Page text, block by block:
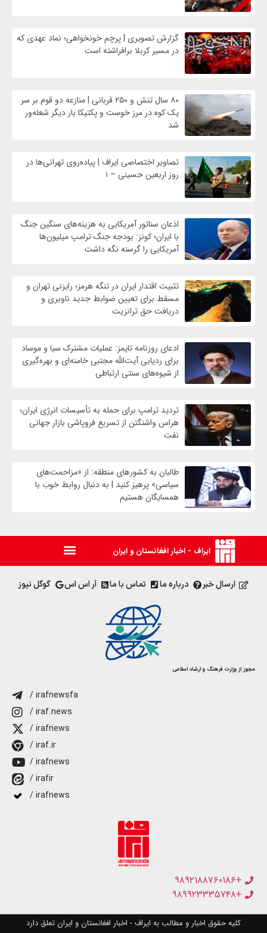
گزارش تصویری | پرچم خونخواهی؛ نماد عهدی که
در مسیر کربلا برافراشته است
۸۰ سال تنش و ۲۵۰ قربانی | منازعه دو قوم بر سر
یک کوه در مرز خوست و پکتیکا بار دیگر شعله‌ور
شد
تصاویر اختصاصی ایراف | پیاده‌روی تهرانی‌ها در
روز اربعین حسینی – ۱
اذعان سناتور آمریکایی به هزینه‌های سنگین جنگ
با ایران؛ کونز: بودجه جنگ ترامپ میلیون‌ها
آمریکایی را گرسنه نگه داشت
تثبیت اقتدار ایران در تنگه هرمز؛ رایزنی تهران و
مسقط برای تعیین ضوابط جدید ناوبری و
دریافت حق ترانزیت
ادعای روزنامه تایمز: عملیات مشترک سیا و موساد
برای ردیابی آیت‌الله مجتبی خامنه‌ای و بهره‌گیری
از شیوه‌های سنتی ارتباطی
تردید ترامپ برای حمله به تأسیسات انرژی ایران؛
هراس واشنگتن از تسریع فروپاشی بازار جهانی
نفت
طالبان به کشورهای منطقه: از «مزاحمت‌های
سیاسی» پرهیز کنید | به دنبال روابط خوب با
همسایگان هستیم
ایراف - اخبار افغانستان و ایران
ارسال خبر درباره ما تماس با ما آر اس اس گوگل نیوز
مجوز از وزارت فرهنگ و ارشاد اسلامی
/ irafnewsfa
/ iraf.news
/ irafnews
/ iraf.ir
/ irafnews
/ irafir
/ irafnews
+۹۸۹۲۱۸۸۷۶۰۱۸۶
+۹۸۹۹۲۳۳۳۵۷۴۸
کلیه حقوق اخبار و مطالب به ایراف - اخبار افغانستان و ایران تعلق دارد